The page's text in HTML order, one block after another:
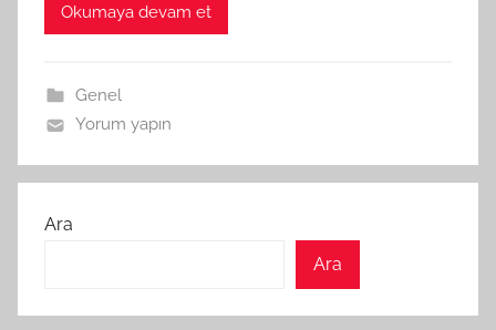
Okumaya devam et
Genel
Yorum yapın
Ara
Ara